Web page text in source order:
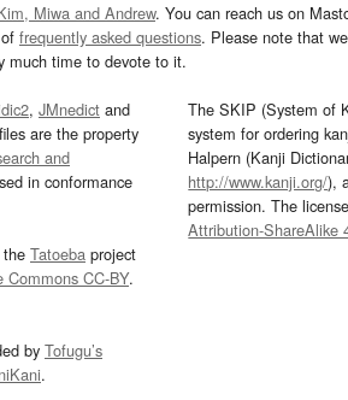
Miwa and Andrew. You can reach us on
frequently asked questions. Please note that
much time to devote to it.
, JMnedict and
are the property
and
in conformance
Tatoeba project
Commons CC-BY.
by Tofugu’s
.
The SKIP (System of
system for ordering
Halpern (Kanji
http://www.kanji.org/),
permission. The
Attribution-ShareAlike